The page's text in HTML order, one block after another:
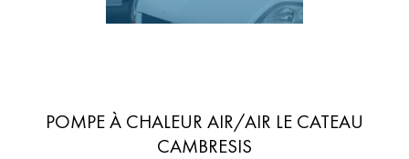
POMPE À CHALEUR AIR/AIR LE CATEAU
CAMBRESIS